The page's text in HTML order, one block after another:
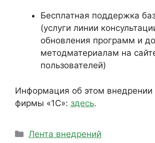
Бесплатная поддержка
(услуги линии
обновления программ и
методматериалам на
пользователей)
Информация об этом внедрении
фирмы «1С»: здесь.
Рубрики
Лента внедрений